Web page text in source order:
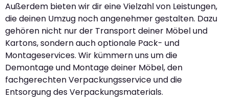
Außerdem bieten wir dir eine Vielzahl von Leistungen,
die deinen Umzug noch angenehmer gestalten. Dazu
gehören nicht nur der Transport deiner Möbel und
Kartons, sondern auch optionale Pack- und
Montageservices. Wir kümmern uns um die
Demontage und Montage deiner Möbel, den
fachgerechten Verpackungsservice und die
Entsorgung des Verpackungsmaterials.